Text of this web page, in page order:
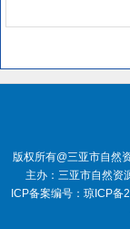
版权所有@三亚市自然
主办：三亚市自然资
ICP备案编号： 琼ICP备